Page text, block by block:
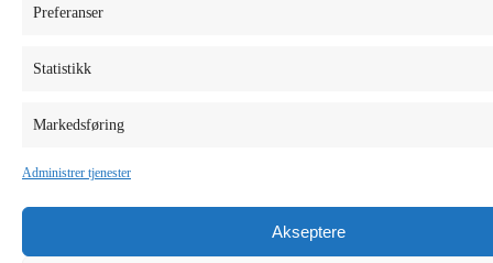
Preferanser
Statistikk
Markedsføring
Administrer tjenester
Akseptere